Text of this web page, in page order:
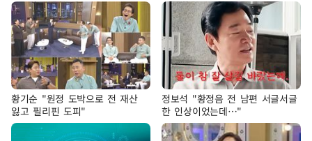
황기순 "원정 도박으로 전 재산
잃고 필리핀 도피"
정보석 "황정음 전 남편 서글서글
한 인상이었는데…"